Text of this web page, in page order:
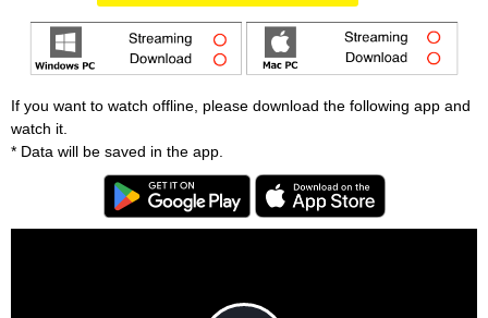
If you want to watch offline, please download the following app and
watch it.
* Data will be saved in the app.